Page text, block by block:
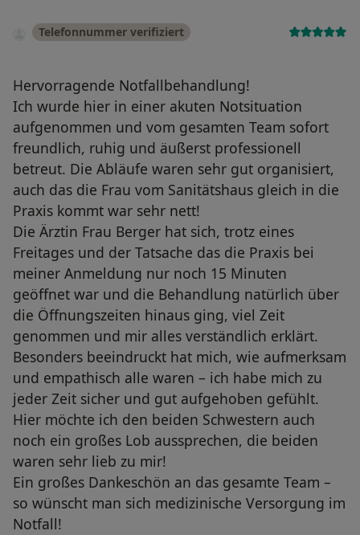
Telefonnummer verifiziert
Hervorragende Notfallbehandlung!
Ich wurde hier in einer akuten Notsituation
aufgenommen und vom gesamten Team sofort
freundlich, ruhig und äußerst professionell
betreut. Die Abläufe waren sehr gut organisiert,
auch das die Frau vom Sanitätshaus gleich in die
Praxis kommt war sehr nett!
Die Ärztin Frau Berger hat sich, trotz eines
Freitages und der Tatsache das die Praxis bei
meiner Anmeldung nur noch 15 Minuten
geöffnet war und die Behandlung natürlich über
die Öffnungszeiten hinaus ging, viel Zeit
genommen und mir alles verständlich erklärt.
Besonders beeindruckt hat mich, wie aufmerksam
und empathisch alle waren – ich habe mich zu
jeder Zeit sicher und gut aufgehoben gefühlt.
Hier möchte ich den beiden Schwestern auch
noch ein großes Lob aussprechen, die beiden
waren sehr lieb zu mir!
Ein großes Dankeschön an das gesamte Team –
so wünscht man sich medizinische Versorgung im
Notfall!